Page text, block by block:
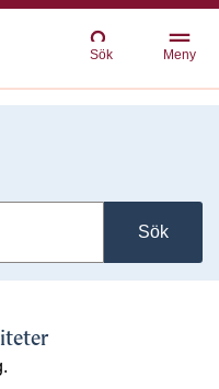
Sök Meny
Sök